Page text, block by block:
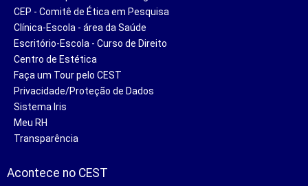
CEP - Comitê de Ética em Pesquisa
Clínica-Escola - área da Saúde
Escritório-Escola - Curso de Direito
Centro de Estética
Faça um Tour pelo CEST
Privacidade/Proteção de Dados
Sistema Iris
Meu RH
Transparência
Acontece no CEST